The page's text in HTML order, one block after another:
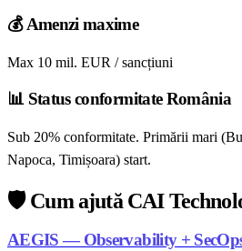
💰Amenzi maxime
Max 10 mil. EUR / sancțiuni
📊Status conformitate România
Sub 20% conformitate. Primării mari
Napoca, Timișoara) start.
🛡️Cum ajută CAI
AEGIS — Observability +